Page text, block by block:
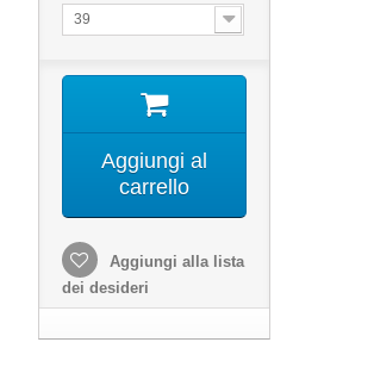
39
Aggiungi al
carrello
Aggiungi alla lista
dei desideri